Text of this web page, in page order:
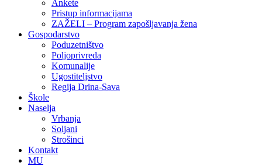
Ankete
Pristup informacijama
ZAŽELI – Program zapošljavanja žena
Gospodarstvo
Poduzetništvo
Poljoprivreda
Komunalije
Ugostiteljstvo
Regija Drina-Sava
Škole
Naselja
Vrbanja
Soljani
Strošinci
Kontakt
MU